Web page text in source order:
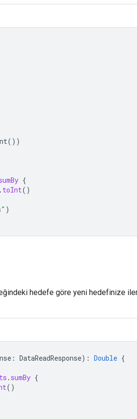
())
{
toInt()
" )
hedefe göre yeni hedefinize
: DataReadResponse): Double {
. sumBy {
()